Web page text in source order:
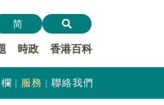
時政 香港百科
简
服務 聯絡我們